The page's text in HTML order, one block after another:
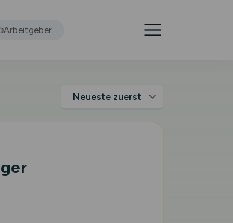
Arbeitgeber